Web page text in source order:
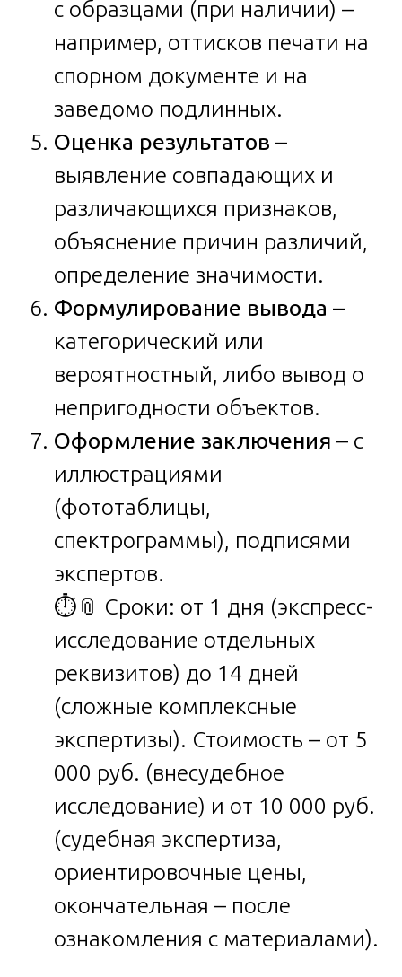
с образцами (при наличии) –
например, оттисков печати на
спорном документе и на
заведомо подлинных.
Оценка результатов –
выявление совпадающих и
различающихся признаков,
объяснение причин различий,
определение значимости.
Формулирование вывода –
категорический или
вероятностный, либо вывод о
непригодности объектов.
Оформление заключения – с
иллюстрациями
(фототаблицы,
спектрограммы), подписями
экспертов.
⏱️📎 Сроки: от 1 дня (экспресс-
исследование отдельных
реквизитов) до 14 дней
(сложные комплексные
экспертизы). Стоимость – от 5
000 руб. (внесудебное
исследование) и от 10 000 руб.
(судебная экспертиза,
ориентировочные цены,
окончательная – после
ознакомления с материалами).